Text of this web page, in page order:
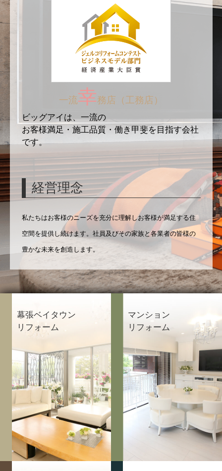
一流幸務店 （工務店）
ビッグアイは、一流の
お客様満足・施工品質・働き甲斐を目指す会社
です。
経営理念
私たちはお客様のニーズを充分に理解しお客様が満足する住
空間を提供し続けます。社員及びその家族と各業者の皆様の
豊かな未来を創造します。
幕張ベイタウン
リフォーム
マンション
リフォーム